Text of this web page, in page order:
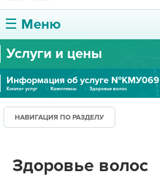
☰ Меню
О ЦЕНТРЕ
УСЛУГИ И ЦЕНЫ
ПАЦИЕНТУ
ПРАВОВАЯ ИНФОРМАЦИЯ
Услуги и цены
Информация об услуге №КМУ069
Каталог услуг Комплексы Здоровье волос
НАВИГАЦИЯ ПО РАЗДЕЛУ
Здоровье волос